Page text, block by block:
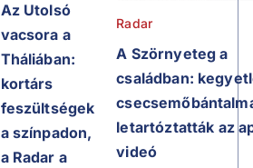
Az Utolsó
vacsora a
Tháliában:
kortárs
feszültségek
a színpadon,
a Radar a
Radar
A Szörnyeteg a
családban:
letartóztatták az
videó